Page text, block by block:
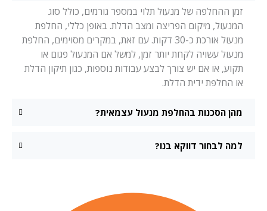
זמן ההחלפה של מנעול תלוי במספר גורמים, כולל סוג
המנעול, מיקום הפריצה ומצב הדלת. באופן כללי, החלפת
מנעול אורכת כ-30 דקות. עם זאת, במקרים מסוימים, החלפת
מנעול עשויה לקחת יותר זמן, למשל אם המנעול פגום או
תקוע, או אם יש צורך לבצע עבודות נוספות, כגון תיקון הדלת
או החלפת ידית הדלת.
מהן הסכנות בהחלפת מנעול עצמאית?
למה לבחור דווקא בנו?